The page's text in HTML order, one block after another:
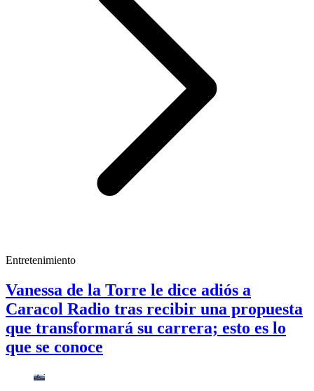
Entretenimiento
Vanessa de la Torre le dice adiós a
Caracol Radio tras recibir una propuesta
que transformará su carrera; esto es lo
que se conoce